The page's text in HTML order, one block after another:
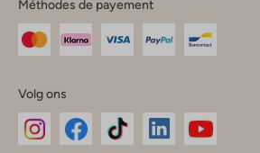
Méthodes de payement
Volg ons